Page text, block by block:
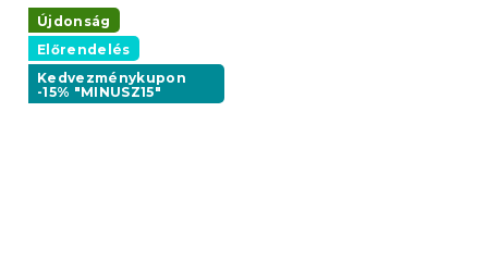
Újdonság
Előrendelés
Kedvezménykupon
-15% "MINUSZ15"